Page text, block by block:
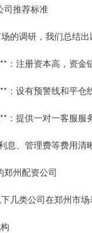
司推荐标准
的调研，我们总结出
：注册资本高，资金
：设有预警线和平仓
：提供一对一客服服
息、管理费等费用清
郑州配资公司
几类公司在郑州市场